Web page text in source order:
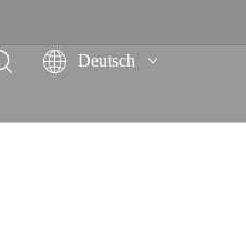
Deutsch
简体中文